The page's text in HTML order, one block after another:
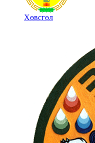
Хөвсгөл